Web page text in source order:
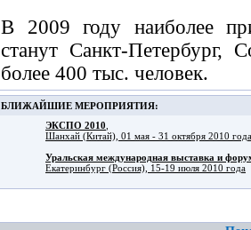
В 2009 году наиболее
станут Санкт-Петербург,
более 400 тыс. человек.
БЛИЖАЙШИЕ МЕРОПРИЯТИЯ:
ЭКСПО 2010
Шанхай (Китай), 01 мая - 31 октября 2010 года
Уральская международная выставка и
Екатеринбург (Россия), 15-19 июля 2010 года